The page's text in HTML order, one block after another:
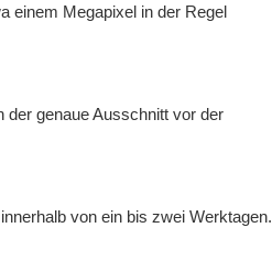
einem Megapixel in der Regel
genaue Ausschnitt vor der
von ein bis zwei Werktagen.